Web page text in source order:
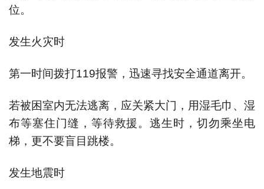
位。
发生火灾时
第一时间拨打119报警，迅速寻找安全通道离开。
若被困室内无法逃离，应关紧大门，用湿毛巾、湿
布等塞住门缝，等待救援。逃生时，切勿乘坐电
梯，更不要盲目跳楼。
发生地震时